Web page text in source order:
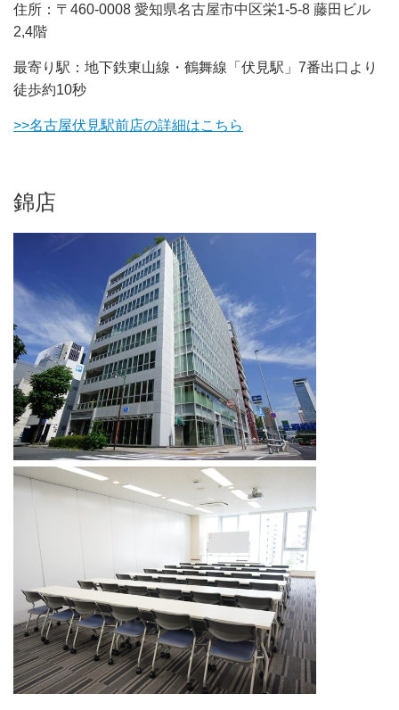
住所：〒460-0008 愛知県名古屋市中区栄1-5-8 藤田ビル
2,4階
最寄り駅：地下鉄東山線・鶴舞線「伏見駅」7番出口より
徒歩約10秒
>>名古屋伏見駅前店の詳細はこちら
錦店